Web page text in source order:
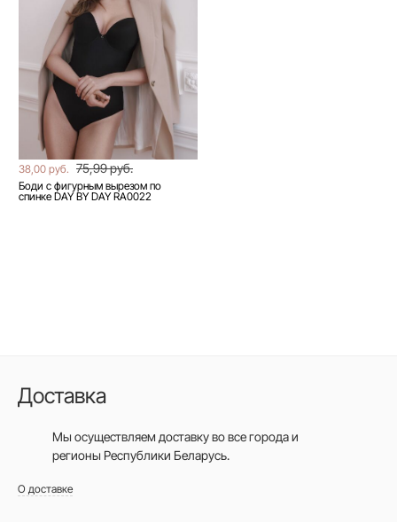
38,00 руб. 75,99 руб.
Боди с фигурным вырезом по
спинке DAY BY DAY RA0022
Доставка
Мы осуществляем доставку во все городаи
регионы Республики Беларусь.
О доставке